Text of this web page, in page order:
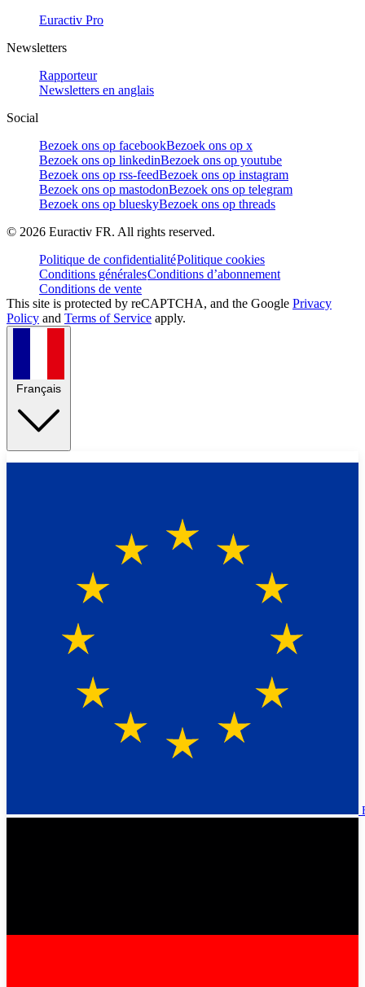
Euractiv Pro
Newsletters
Rapporteur
Newsletters en anglais
Social
Bezoek ons op facebookBezoek ons op x
Bezoek ons op linkedinBezoek ons op youtube
Bezoek ons op rss-feedBezoek ons op instagram
Bezoek ons op mastodonBezoek ons op telegram
Bezoek ons op blueskyBezoek ons op threads
© 2026 Euractiv FR. All rights reserved.
Politique de confidentialitéPolitique cookies
Conditions généralesConditions d’abonnement
Conditions de vente
This site is protected by reCAPTCHA, and the Google Privacy
Policy and Terms of Service apply.
Français